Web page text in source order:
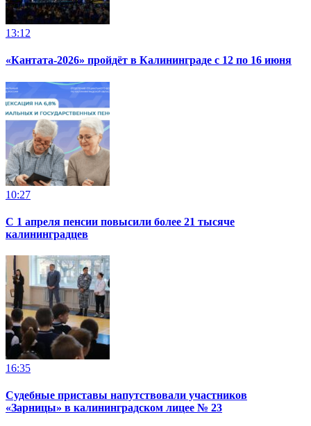
13:12
«Кантата-2026» пройдёт в Калининграде с 12 по 16 июня
10:27
С 1 апреля пенсии повысили более 21 тысяче
калининградцев
16:35
Судебные приставы напутствовали участников
«Зарницы» в калининградском лицее № 23